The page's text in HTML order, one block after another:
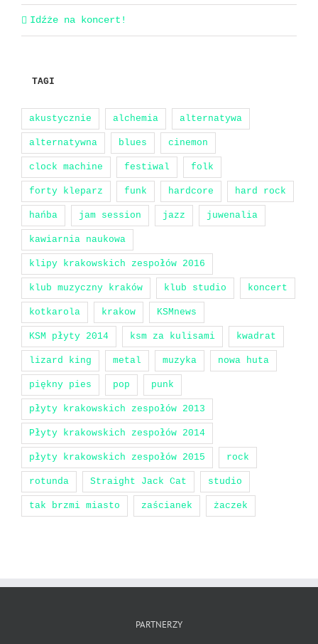
Idźże na koncert!
TAGI
akustycznie alchemia alternatywa
alternatywna blues cinemon
clock machine festiwal folk
forty kleparz funk hardcore hard rock
hańba jam session jazz juwenalia
kawiarnia naukowa
klipy krakowskich zespołów 2016
klub muzyczny kraków klub studio koncert
kotkarola krakow KSMnews
KSM płyty 2014 ksm za kulisami kwadrat
lizard king metal muzyka nowa huta
piękny pies pop punk
płyty krakowskich zespołów 2013
Płyty krakowskich zespołów 2014
płyty krakowskich zespołów 2015 rock
rotunda Straight Jack Cat studio
tak brzmi miasto zaścianek żaczek
PARTNERZY